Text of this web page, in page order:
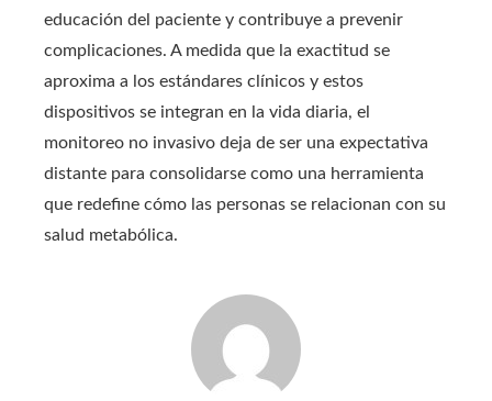
educación del paciente y contribuye a prevenir
complicaciones. A medida que la exactitud se
aproxima a los estándares clínicos y estos
dispositivos se integran en la vida diaria, el
monitoreo no invasivo deja de ser una expectativa
distante para consolidarse como una herramienta
que redefine cómo las personas se relacionan con su
salud metabólica.